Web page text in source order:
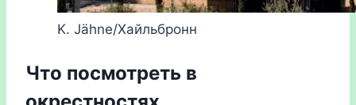
K. Jähne/Хайльбронн
Что посмотреть в